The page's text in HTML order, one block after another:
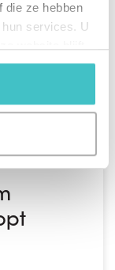
die ze hebben
services. U
COMPLIANCE